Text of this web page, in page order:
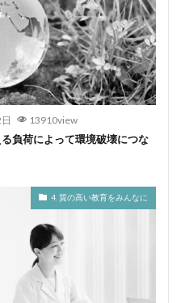
13910view
負荷によって環境破壊につな
4. 質の高い教育をみんなに